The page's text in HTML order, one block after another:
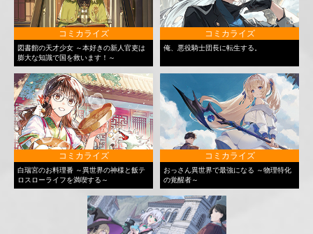
コミカライズ
図書館の天才少女 ～本好きの新人官吏は
膨大な知識で国を救います！～
コミカライズ
俺、悪役騎士団長に転生する。
コミカライズ
白瑞宮のお料理番 ～異世界の神様と飯テ
ロスローライフを満喫する～
コミカライズ
おっさん異世界で最強になる ～物理特化
の覚醒者～